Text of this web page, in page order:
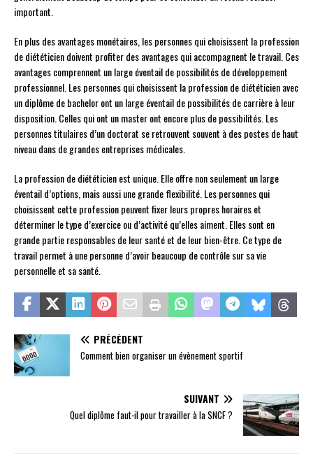
important.
En plus des avantages monétaires, les personnes qui choisissent la profession
de diététicien doivent profiter des avantages qui accompagnent le travail. Ces
avantages comprennent un large éventail de possibilités de développement
professionnel. Les personnes qui choisissent la profession de diététicien avec
un diplôme de bachelor ont un large éventail de possibilités de carrière à leur
disposition. Celles qui ont un master ont encore plus de possibilités. Les
personnes titulaires d’un doctorat se retrouvent souvent à des postes de haut
niveau dans de grandes entreprises médicales.
La profession de diététicien est unique. Elle offre non seulement un large
éventail d’options, mais aussi une grande flexibilité. Les personnes qui
choisissent cette profession peuvent fixer leurs propres horaires et
déterminer le type d’exercice ou d’activité qu’elles aiment. Elles sont en
grande partie responsables de leur santé et de leur bien-être. Ce type de
travail permet à une personne d’avoir beaucoup de contrôle sur sa vie
personnelle et sa santé.
PRÉCÉDENT
Comment bien organiser un évènement sportif
SUIVANT
Quel diplôme faut-il pour travailler à la SNCF ?